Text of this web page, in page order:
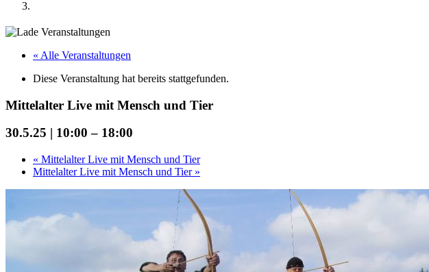
« Alle Veranstaltungen
Diese Veranstaltung hat bereits stattgefunden.
Mittelalter Live mit Mensch und Tier
30.5.25 | 10:00 – 18:00
« Mittelalter Live mit Mensch und Tier
Mittelalter Live mit Mensch und Tier »